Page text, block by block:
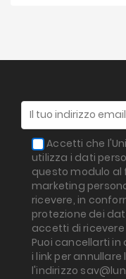
Accetti che
utilizza i dati
questo modulo al
marketing
ricevere, in
protezione dei
accetti di
Puoi cancellarti
i link per
l'indirizzo